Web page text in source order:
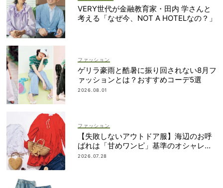
VERY世代が金融教育家・田内 学さんと
考える「なぜ今、NOT A HOTELなの？」
ファッション
ゲリラ豪雨と酷暑に振り回されない8月フ
ァッションとは？おすすめコーデ5選
2026.08.01
ファッション
【失敗しないアウトドア服】海辺のお呼
ばれは「甘めワンピ」基準のオシャレが
正解！
2026.07.28